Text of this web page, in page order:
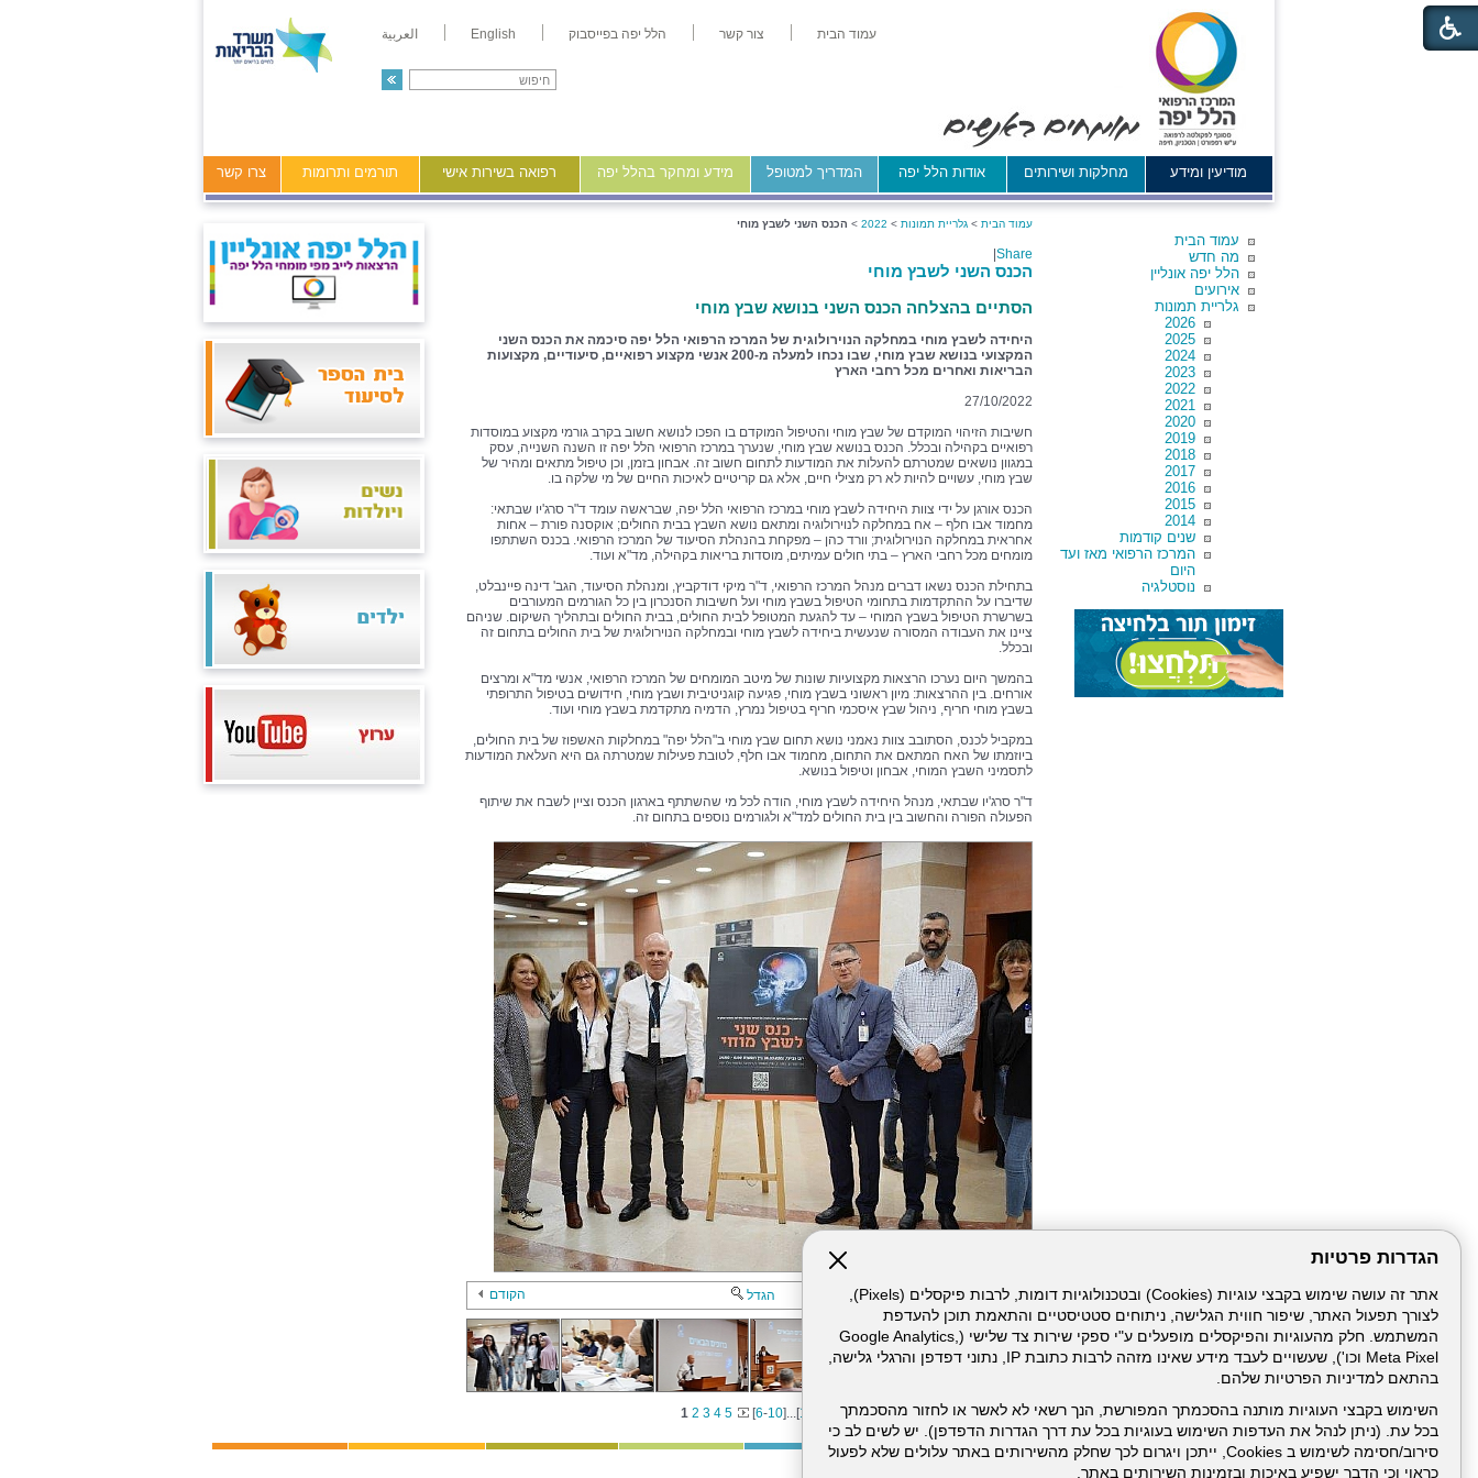
הגדרות פרטיות
אתר זה עושה שימוש בקבצי עוגיות (Cookies) ובטכנולוגיות דומות, לרבות פיקסלים (Pixels),
לצורך תפעול האתר, שיפור חווית הגלישה, ניתוחים סטטיסטיים והתאמת תוכן להעדפת
המשתמש. חלק מהעוגיות והפיקסלים מופעלים ע"י ספקי שירות צד שלישי (Google Analytics,
Meta Pixel וכו'), שעשויים לעבד מידע שאינו מזהה לרבות כתובת IP, נתוני דפדפן והרגלי גלישה,
בהתאם למדיניות הפרטיות שלהם.
השימוש בקבצי העוגיות מותנה בהסכמתך המפורשת, הנך רשאי לא לאשר או לחזור מהסכמתך
בכל עת. (ניתן לנהל את העדפות השימוש בעוגיות בכל עת דרך הגדרות הדפדפן). יש לשים לב כי
סירוב/חסימה לשימוש ב Cookies, ייתכן ויגרום לכך שחלק מהשירותים באתר עלולים שלא לפעול
כראוי וכי הדבר ישפיע באיכות ובזמינות השירותים באתר.
עמוד הבית צור קשר הלל יפה בפייסבוק English العربية
מודיעין ומידע מחלקות ושירותים אודות הלל יפה המדריך למטופל מידע ומחקר בהלל יפה רפואה בשירות אישי תורמים ותרומות צרו קשר
עמוד הבית
מה חדש
הלל יפה אונליין
אירועים
גלריית תמונות
2026
2025
2024
2023
2022
2021
2020
2019
2018
2017
2016
2015
2014
שנים קודמות
המרכז הרפואי מאז ועד
היום
נוסטלגיה
עמוד הבית > גלריית תמונות >
2022
> הכנס השני לשבץ מוחי
Share
הכנס השני לשבץ מוחי
הסתיים בהצלחה הכנס השני בנושא שבץ מוחי
היחידה לשבץ מוחי במחלקה הנוירולוגית של המרכז הרפואי הלל יפה סיכמה את הכנס השני
המקצועי בנושא שבץ מוחי, שבו נכחו למעלה מ-200 אנשי מקצוע רפואיים, סיעודיים, מקצועות
הבריאות ואחרים מכל רחבי הארץ
27/10/2022
חשיבות הזיהוי המוקדם של שבץ מוחי והטיפול המוקדם בו הפכו לנושא חשוב בקרב גורמי מקצוע במוסדות
רפואיים בקהילה ובכלל. הכנס בנושא שבץ מוחי, שנערך במרכז הרפואי הלל יפה זו השנה השנייה, עסק
במגוון נושאים שמטרתם להעלות את המודעות לתחום חשוב זה. אבחון בזמן, וכן טיפול מתאים ומהיר של
שבץ מוחי, עשויים להיות לא רק מצילי חיים, אלא גם קריטיים לאיכות החיים של מי שלקה בו.
הכנס אורגן על ידי צוות היחידה לשבץ מוחי במרכז הרפואי הלל יפה, שבראשה עומד ד"ר סרג'יו שבתאי:
מחמוד אבו חלף – אח במחלקה לנוירולוגיה ומתאם נושא השבץ בבית החולים; אוקסנה פורת – אחות
אחראית במחלקה הנוירולוגית; וורד כהן – מפקחת בהנהלת הסיעוד של המרכז הרפואי. בכנס השתתפו
מומחים מכל רחבי הארץ – בתי חולים עמיתים, מוסדות בריאות בקהילה, מד"א ועוד.
בתחילת הכנס נשאו דברים מנהל המרכז הרפואי, ד"ר מיקי דודקביץ, ומנהלת הסיעוד, הגב' דינה פיינבלט,
שדיברו על ההתקדמות בתחומי הטיפול בשבץ מוחי ועל חשיבות הסנכרון בין כל הגורמים המעורבים
בשרשרת הטיפול בשבץ המוחי – עד להגעת המטופל לבית החולים, בבית החולים ובתהליך השיקום. שניהם
ציינו את העבודה המסורה שנעשית ביחידה לשבץ מוחי ובמחלקה הנוירולוגית של בית החולים בתחום זה
ובכלל.
בהמשך היום נערכו הרצאות מקצועיות שונות של מיטב המומחים של המרכז הרפואי, אנשי מד"א ומרצים
אורחים. בין ההרצאות: מיון ראשוני בשבץ מוחי, פגיעה קוגניטיבית ושבץ מוחי, חידושים בטיפול התרופתי
בשבץ מוחי חריף, ניהול שבץ איסכמי חריף בטיפול נמרץ, הדמיה מתקדמת בשבץ מוחי ועוד.
במקביל לכנס, הסתובב צוות נאמני נושא תחום שבץ מוחי ב"הלל יפה" במחלקות האשפוז של בית החולים,
ביוזמתו של האח המתאם את התחום, מחמוד אבו חלף, לטובת פעילות שמטרתה גם היא העלאת המודעות
לתסמיני השבץ המוחי, אבחון וטיפול בנושא.
ד"ר סרג'יו שבתאי, מנהל היחידה לשבץ מוחי, הודה לכל מי שהשתתף בארגון הכנס וציין לשבח את שיתוף
הפעולה הפורה והחשוב בין בית החולים למד"א ולגורמים נוספים בתחום זה.
הקודם הגדל הבא
1 2 3 4 5 [6-10]...[11